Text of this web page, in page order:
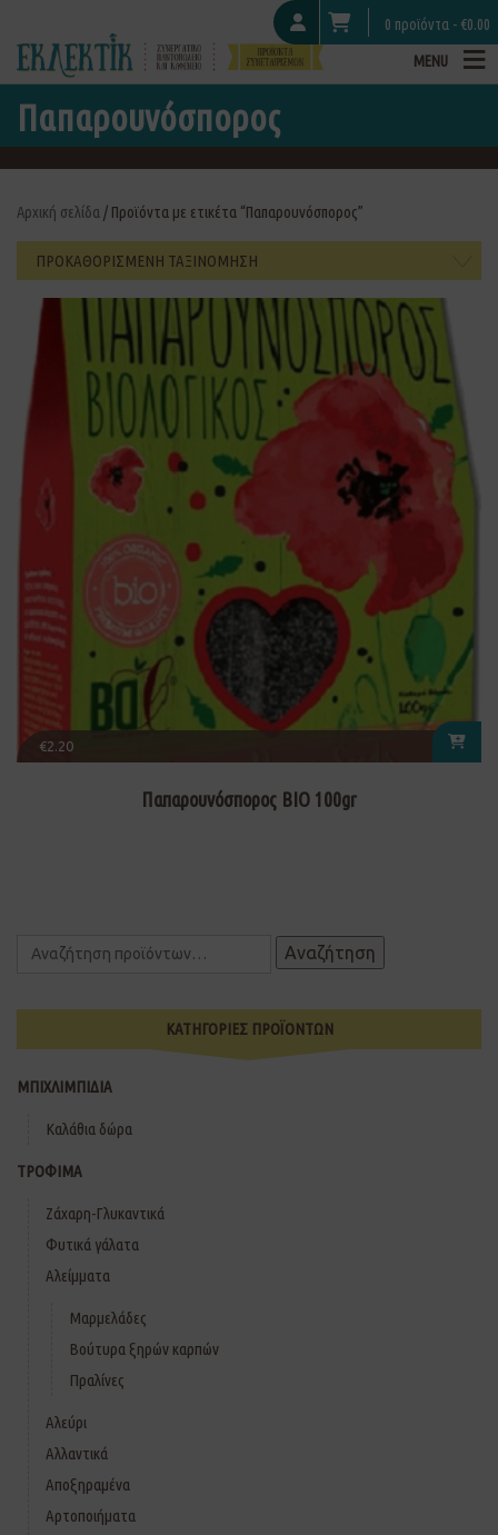
0 προϊόντα - €0.00
MENU
Παπαρουνόσπορος
Αρχική σελίδα / Προϊόντα με ετικέτα “Παπαρουνόσπορος”
€2.20
Παπαρουνόσπορος ΒΙΟ 100gr
Αναζήτηση
ΚΑΤΗΓΟΡΙΕΣ ΠΡΟΪΟΝΤΩΝ
ΜΠΙΧΛΙΜΠΙΔΙΑ
Καλάθια δώρα
ΤΡΟΦΙΜΑ
Ζάχαρη-Γλυκαντικά
Φυτικά γάλατα
Αλείμματα
Μαρμελάδες
Βούτυρα ξηρών καρπών
Πραλίνες
Αλεύρι
Αλλαντικά
Αποξηραμένα
Αρτοποιήματα